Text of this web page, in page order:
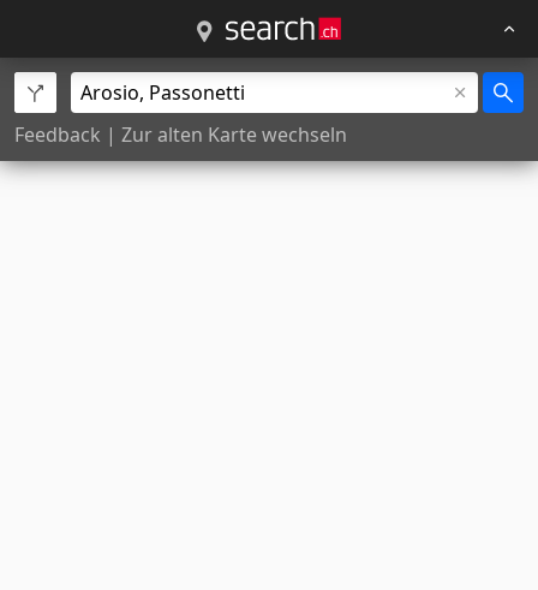
Feedback | Zur alten Karte wechseln